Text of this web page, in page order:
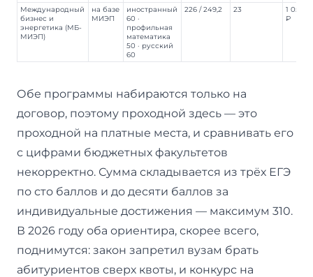
Международный
бизнес и
энергетика (МБ-
МИЭП)
на базе
МИЭП
иностранный
60 ·
профильная
математика
50 · русский
60
226 / 249,2 23
1 052
₽
Обе программы набираются только на
договор, поэтому проходной здесь — это
проходной на платные места, и сравнивать его
с цифрами бюджетных факультетов
некорректно. Сумма складывается из трёх ЕГЭ
по сто баллов и до десяти баллов за
индивидуальные достижения — максимум 310.
В 2026 году оба ориентира, скорее всего,
поднимутся: закон запретил вузам брать
абитуриентов сверх квоты, и конкурс на